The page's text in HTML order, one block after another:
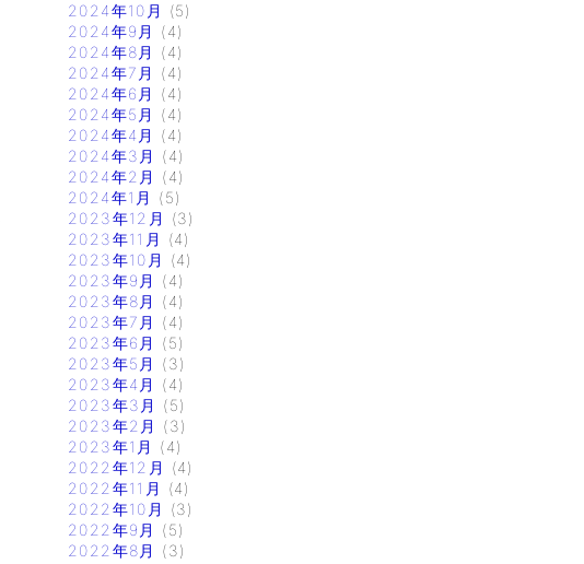
2024年10月
(5)
2024年9月
(4)
2024年8月
(4)
2024年7月
(4)
2024年6月
(4)
2024年5月
(4)
2024年4月
(4)
2024年3月
(4)
2024年2月
(4)
2024年1月
(5)
2023年12月
(3)
2023年11月
(4)
2023年10月
(4)
2023年9月
(4)
2023年8月
(4)
2023年7月
(4)
2023年6月
(5)
2023年5月
(3)
2023年4月
(4)
2023年3月
(5)
2023年2月
(3)
2023年1月
(4)
2022年12月
(4)
2022年11月
(4)
2022年10月
(3)
2022年9月
(5)
2022年8月
(3)